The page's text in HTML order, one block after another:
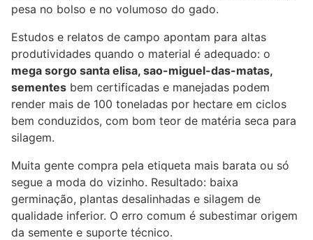
pesa no bolso e no volumoso do gado.
Estudos e relatos de campo apontam para altas
produtividades quando o material é adequado: o
mega sorgo santa elisa, sao-miguel-das-matas,
sementes bem certificadas e manejadas podem
render mais de 100 toneladas por hectare em ciclos
bem conduzidos, com bom teor de matéria seca para
silagem.
Muita gente compra pela etiqueta mais barata ou só
segue a moda do vizinho. Resultado: baixa
germinação, plantas desalinhadas e silagem de
qualidade inferior. O erro comum é subestimar origem
da semente e suporte técnico.